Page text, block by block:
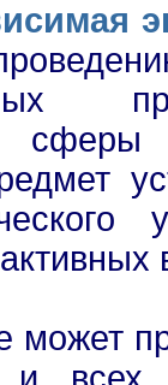
сферы
может